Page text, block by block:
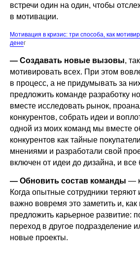
встречи один на один, чтобы
в мотивации.
Мотивация в кризис: три способа, как
денег
— Создавать новые вызовы,
мотивировать всех. При этом
в процесс, а не придумывать за
предложить команде разработку
вместе исследовать рынок,
конкурентов, собрать идеи и
одной из моих команд мы вместе
конкурентов как тайные
мнениями и разработали свой
включен от идеи до дизайна, и все
— Обновить состав команды —
Когда опытные сотрудники теряют
важно вовремя это заметить и, как
предложить карьерное развитие:
переход в другое подразделение
новые проекты.